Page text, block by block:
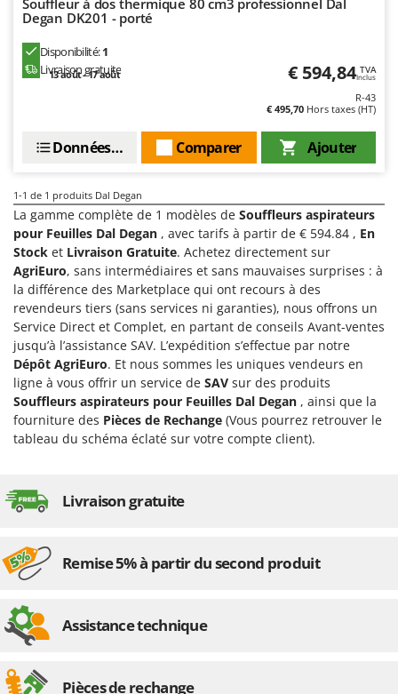
Compresseurs d'air électriques
Compresseurs pour la récolte des olives et la taille
Coupe-bordures - Trimmers
Cultivateurs Tiller à ressorts - Extirpateurs
D
Débroussailleuses
Décompacteurs agricoles
Découpeurs plasma
Déplaqueuses de gazon
Désherbeurs thermiques et mécaniques
Déshumidificateurs
Draineuses
E
Échelles en aluminium
Effaroucheurs d'oiseaux
Égreneuses à maïs
Éleveuses artificielles pour poussins
Enfouisseurs de pierres
Épareuses pour tracteur
Équipements de protection des voies respiratoires
Berkel
Bernardi
Bertolini Pumps
Beta tools
Black & Decker
BlackStone
Blue Bird
Bomet
Bosch
Brumi
BullMach
C
C.EL.ME.
Calory Forni
Campingaz
Castellari
Classe
Cofra
Souffleur à dos thermique 80 cm3 professionnel Dal
Degan DK201 - porté
Disponibilité:1
Livraison gratuite
13 août - 17 août € 594,84 TVA
Inclus
R-43
€ 495,70 Hors taxes (HT)
Ajouter
Comparer
Données techniques
1-1 de 1 produits Dal Degan
La gamme complète de 1 modèles de Souffleurs aspirateurs
pour Feuilles Dal Degan , avec tarifs à partir de € 594.84 , En
Stock et Livraison Gratuite. Achetez directement sur
AgriEuro, sans intermédiaires et sans mauvaises surprises : à
la différence des Marketplace qui ont recours à des
revendeurs tiers (sans services ni garanties), nous offrons un
Service Direct et Complet, en partant de conseils Avant-ventes
jusqu’à l’assistance SAV. L’expédition s’effectue par notre
Dépôt AgriEuro. Et nous sommes les uniques vendeurs en
ligne à vous offrir un service de SAV sur des produits
Souffleurs aspirateurs pour Feuilles Dal Degan , ainsi que la
fourniture des Pièces de Rechange (Vous pourrez retrouver le
tableau du schéma éclaté sur votre compte client).
Livraison gratuite
Remise 5% à partir du second produit
Assistance technique
Pièces de rechange